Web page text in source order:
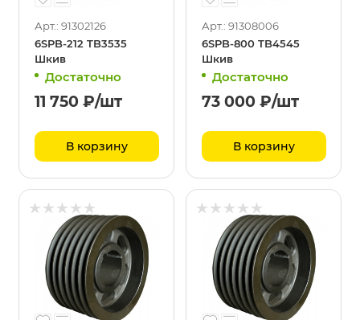
Арт.: 91302126
6SPB-212 TB3535
Шкив
Достаточно
11 750 ₽/шт
В корзину
Арт.: 91308006
6SPB-800 TB4545
Шкив
Достаточно
73 000 ₽/шт
В корзину